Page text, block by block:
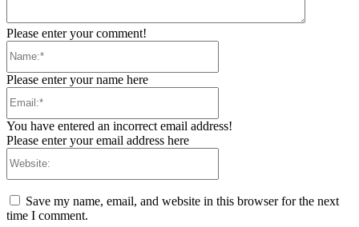
Please enter your comment!
Please enter your name here
You have entered an incorrect email address!
Please enter your email address here
Save my name, email, and website in this browser for the next
time I comment.